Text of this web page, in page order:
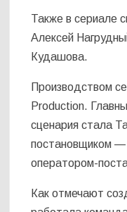
Также в сериале
Алексей
Кудашова.
Производством
Production.
сценария стала
постановщиком
оператором-
Как отмечают